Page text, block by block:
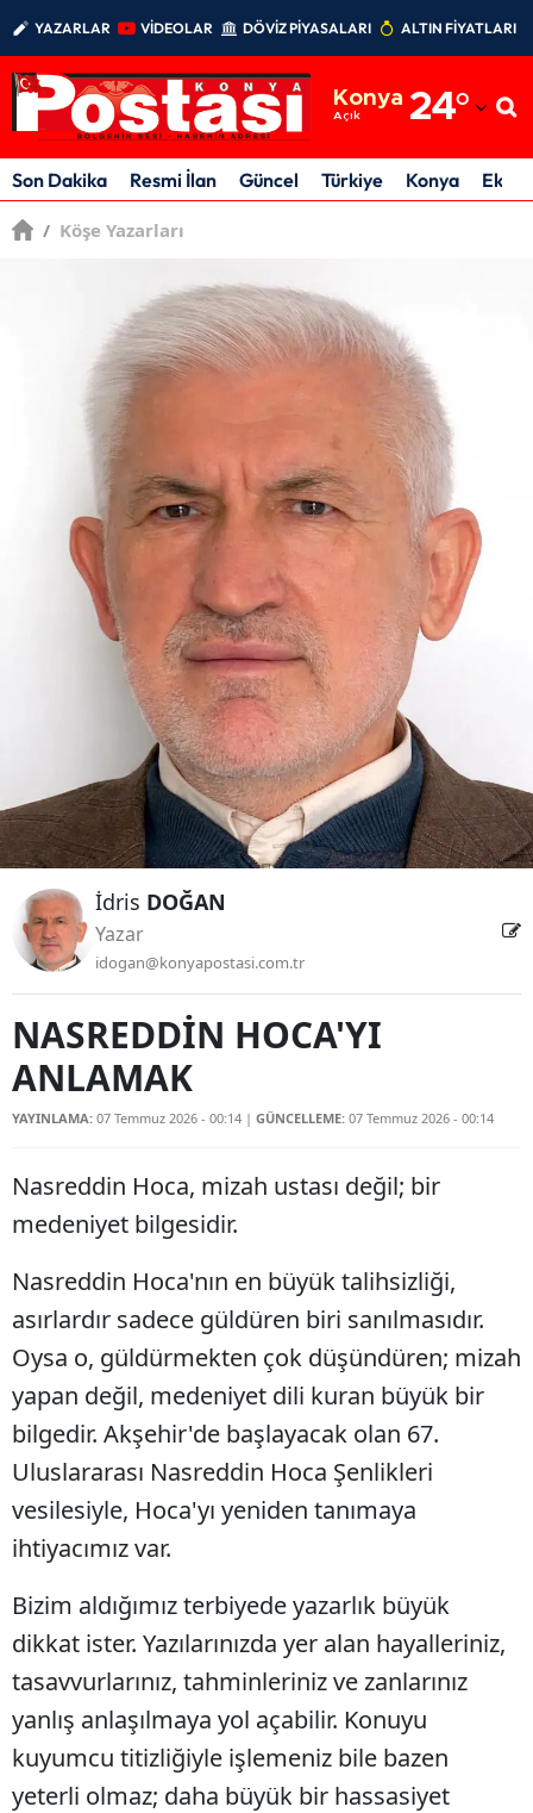
YAZARLAR VİDEOLAR DÖVİZ PİYASALARI ALTIN FİYATLARI
Konya
Açık 24°
Adıyaman
Afyonkarahisar
Ankara
Antalya
Artvin
Aydın
Balıkesir
Bingöl
Bitlis
Bolu
Burdur
Bursa
Çanakkale
Denizli
Diyarbakır
Erzincan
Eskişehir
Giresun
Gümüşhane
Hakkari
Mersin
İstanbul
İzmir
Son Dakika Resmi İlan Güncel Türkiye Konya
/ Köşe Yazarları
İdris DOĞAN
Yazar
idogan@konyapostasi.com.tr
NASREDDİN HOCA'YI
ANLAMAK
YAYINLAMA: 07 Temmuz 2026 - 00:14 | GÜNCELLEME: 07 Temmuz 2026 - 00:14
Nasreddin Hoca, mizah ustası değil; bir
medeniyet bilgesidir.
Nasreddin Hoca'nın en büyük talihsizliği,
asırlardır sadece güldüren biri sanılmasıdır.
Oysa o, güldürmekten çok düşündüren; mizah
yapan değil, medeniyet dili kuran büyük bir
bilgedir. Akşehir'de başlayacak olan 67.
Uluslararası Nasreddin Hoca Şenlikleri
vesilesiyle, Hoca'yı yeniden tanımaya
ihtiyacımız var.
Bizim aldığımız terbiyede yazarlık büyük
dikkat ister. Yazılarınızda yer alan hayalleriniz,
tasavvurlarınız, tahminleriniz ve zanlarınız
yanlış anlaşılmaya yol açabilir. Konuyu
kuyumcu titizliğiyle işlemeniz bile bazen
yeterli olmaz; daha büyük bir hassasiyet